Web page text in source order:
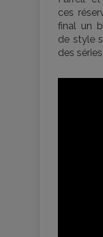
ces
final un
de style
des